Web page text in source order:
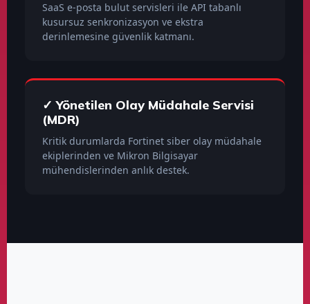
SaaS e-posta bulut servisleri ile API tabanlı
kusursuz senkronizasyon ve ekstra
derinlemesine güvenlik katmanı.
✓ Yönetilen Olay Müdahale Servisi
(MDR)
Kritik durumlarda Fortinet siber olay müdahale
ekiplerinden ve Mikron Bilgisayar
mühendislerinden anlık destek.